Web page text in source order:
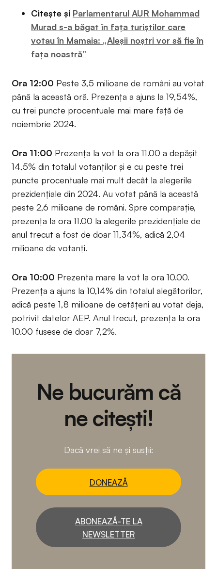
Citește și Parlamentarul AUR Mohammad
Murad s-a băgat în fața turiștilor care
votau în Mamaia: „Aleșii noștri vor să fie în
fața noastră”
Ora 12:00 Peste 3,5 milioane de români au votat
până la această oră. Prezența a ajuns la 19,54%,
cu trei puncte procentuale mai mare față de
noiembrie 2024.
Ora 11:00 Prezența la vot la ora 11.00 a depășit
14,5% din totalul votanților și e cu peste trei
puncte procentuale mai mult decât la alegerile
prezidențiale din 2024. Au votat până la această
peste 2,6 milioane de români. Spre comparație,
prezența la ora 11.00 la alegerile prezidențiale de
anul trecut a fost de doar 11,34%, adică 2,04
milioane de votanți.
Ora 10:00 Prezența mare la vot la ora 10.00.
Prezența a ajuns la 10,14% din totalul alegătorilor,
adică peste 1,8 milioane de cetățeni au votat deja,
potrivit datelor AEP. Anul trecut, prezența la ora
10.00 fusese de doar 7,2%.
Ne bucurăm că
ne citești!
Dacă vrei să ne și susții:
DONEAZĂ
ABONEAZĂ-TE LA
NEWSLETTER